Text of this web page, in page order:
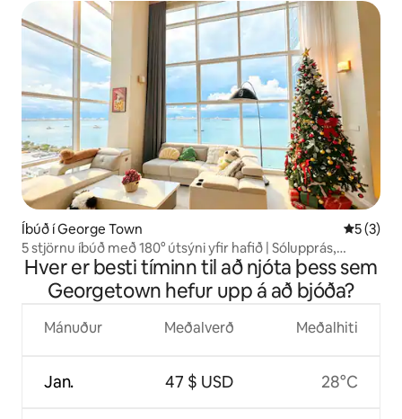
Íbúð í George Town 5 af 5 í
5 (3)
5 stjörnu íbúð með 180° útsýni yfir hafið | Sólupprás,
matparadís
Hver er besti tíminn til að njóta þess sem
Georgetown hefur upp á að bjóða?
Mánuður
Jan.
Meðalverð
47 $ USD
Meðalhiti
28°C